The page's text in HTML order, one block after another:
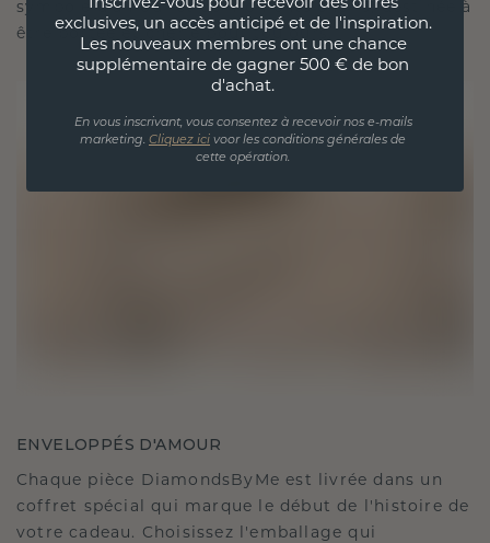
symbole d'amour et de moments chéris, destinée à
être portée et chérie pour toujours.
ENVELOPPÉS D'AMOUR
Chaque pièce DiamondsByMe est livrée dans un
coffret spécial qui marque le début de l'histoire de
votre cadeau. Choisissez l'emballage qui
exclusives, un accès anticipé et de l'inspiration.
Les nouveaux membres ont une chance
supplémentaire de gagner 500 € de bon
d'achat.
En vous inscrivant, vous consentez à recevoir nos e-mails
marketing. Cliquez ici voor les conditions générales de
cette opération.